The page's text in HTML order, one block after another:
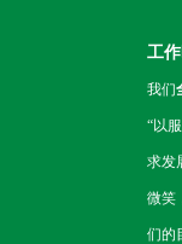
工
我们
“以
求发
微笑
们的